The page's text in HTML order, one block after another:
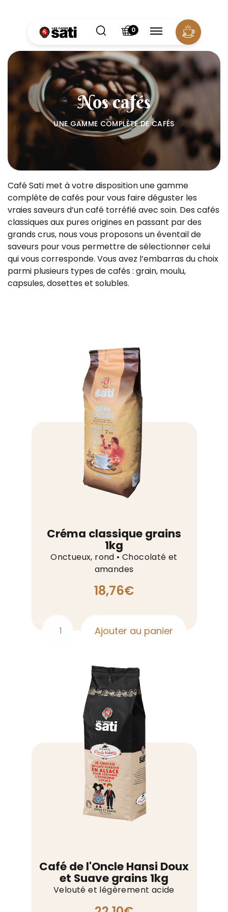
0
Nos cafés
UNE GAMME COMPLÈTE DE CAFÉS
Café Sati met à votre disposition une gamme
complète de cafés pour vous faire déguster les
vraies saveurs d’un café torréfié avec soin. Des cafés
classiques aux pures origines en passant par des
grands crus, nous vous proposons un éventail de
saveurs pour vous permettre de sélectionner celui
qui vous corresponde. Vous avez l’embarras du choix
parmi plusieurs types de cafés : grain, moulu,
capsules, dosettes et solubles.
Créma classique grains
1kg
Onctueux, rond • Chocolaté et
amandes
18,76€
quantité
classique
grains
Ajouter au panier
Café de l'Oncle Hansi Doux
et Suave grains 1kg
Velouté et légèrement acide